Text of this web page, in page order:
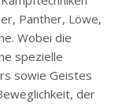
Panther, Löwe,
Wobei die
spezielle
sowie Geistes
der